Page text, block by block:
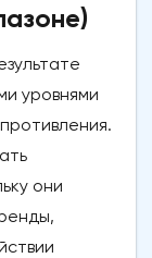
уровнями
они